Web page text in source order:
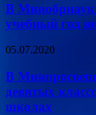
В
учебный год
05.07.2020
В
девятых
школах